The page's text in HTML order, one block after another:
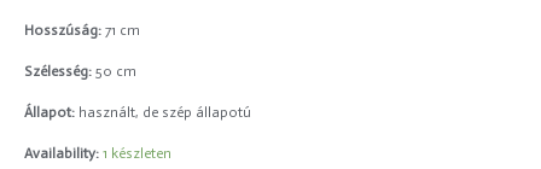
Hosszúság: 71 cm
Szélesség: 50 cm
Állapot: használt, de szép állapotú
Availability: 1 készleten